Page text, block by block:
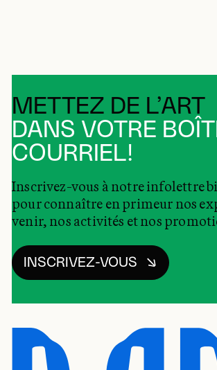
METTEZ DE L’ART
DANS VOTRE
COURRIEL!
Inscrivez-vous à notre infolettre
pour connaître en primeur nos
venir, nos activités et nos
INSCRIVEZ-VOUS